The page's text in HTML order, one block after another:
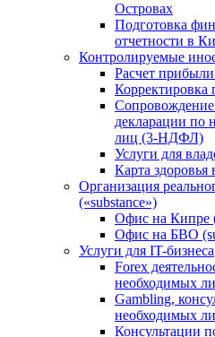
Островах
Подготовка
отчетности в
Контролируемые
Расчет
Сопровождение
декларации по
лиц (3-НДФЛ)
Услуги для
Карта здоровья
Организация
(«substance»)
Офис на Кипре
Офис на БВО
Услуги для IT-бизнеса
Forex
необходимых
Gambling,
необходимых
Консультации